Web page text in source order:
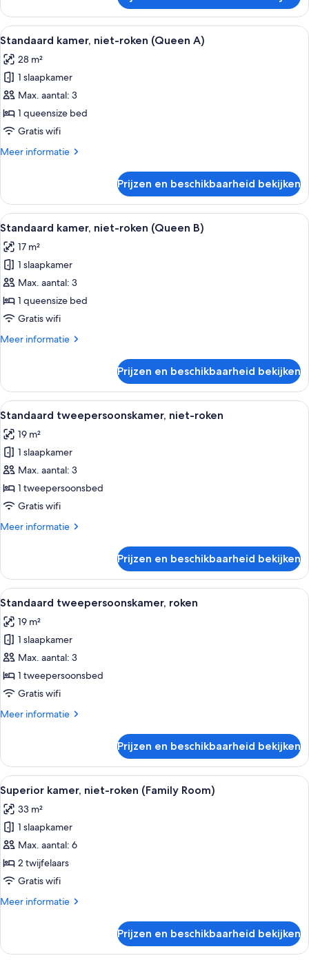
kamer,
roken
(Queen
Alle
foto's
voor
Standaard
kamer,
niet-
roken
A)
Een hotelkamer met een groot bed,
3
Standaard kamer, niet-roken (Queen A)
28 m²
1 slaapkamer
Max. aantal: 3
1 queensize bed
Gratis wifi
Meer informatie
Meer
kamer,
niet-
roken
A)
Prijzen en beschikbaarheid bekijken
Alle
foto's
voor
Standaard
kamer,
niet-
roken
B)
Een hotelkamer met een bed,
1
Standaard kamer, niet-roken (Queen B)
17 m²
1 slaapkamer
Max. aantal: 3
1 queensize bed
Gratis wifi
Meer informatie
Meer
kamer,
niet-
roken
B)
Prijzen en beschikbaarheid bekijken
Alle
foto's
voor
Standaard
tweepersoonskamer,
niet-
roken
Een hotelkamer met een bed, een
2
Standaard tweepersoonskamer, niet-roken
19 m²
1 slaapkamer
Max. aantal: 3
1 tweepersoonsbed
Gratis wifi
Meer informatie
Meer
tweepersoonskamer,
niet-
roken
Prijzen en beschikbaarheid bekijken
Alle
foto's
voor
Standaard
tweepersoonskamer,
roken
laden
Een hotelkamer met een bed, een
2
Standaard tweepersoonskamer, roken
19 m²
1 slaapkamer
Max. aantal: 3
1 tweepersoonsbed
Gratis wifi
Meer informatie
Meer
tweepersoonskamer,
roken
Prijzen en beschikbaarheid bekijken
Alle
foto's
voor
Superior
kamer,
niet-
roken
Room)
Superior kamer, niet-roken (Family
6
Superior kamer, niet-roken (Family Room)
33 m²
1 slaapkamer
Max. aantal: 6
2 twijfelaars
Gratis wifi
Meer informatie
Meer
kamer,
Prijzen en beschikbaarheid bekijken